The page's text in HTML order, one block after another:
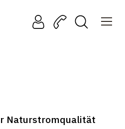
Naturstromqualität